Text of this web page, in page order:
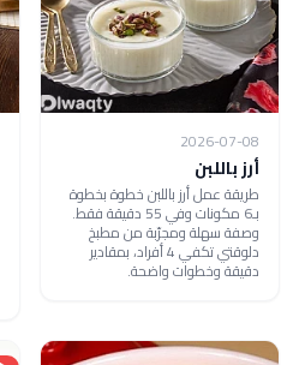
2026-07-08
أرز باللبن
طريقة عمل أرز باللبن خطوة بخطوة
بـ6 مكونات وفي 55 دقيقة فقط.
وصفة سهلة ومجرّبة من مطبخ
دلوقتي تكفي 4 أفراد، بمقادير
دقيقة وخطوات واضحة.